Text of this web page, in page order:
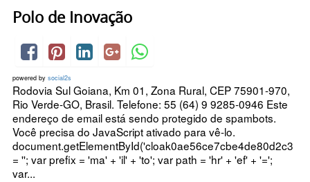
Polo de Inovação
powered by social2s
Rodovia Sul Goiana, Km 01, Zona Rural, CEP 75901-970,
Rio Verde-GO, Brasil. Telefone: 55 (64) 9 9285-0946 Este
endereço de email está sendo protegido de spambots.
Você precisa do JavaScript ativado para vê-lo.
= ''; var prefix = 'ma' + 'il' + 'to'; var path = 'hr' + 'ef' + '=';
var...